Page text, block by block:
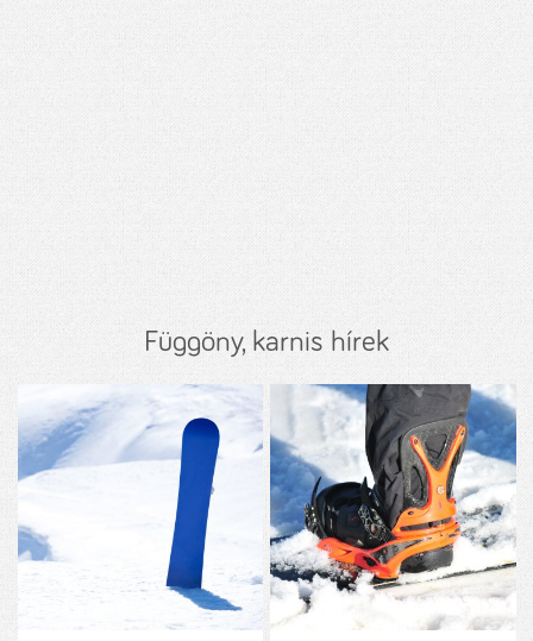
Függöny, karnis hírek